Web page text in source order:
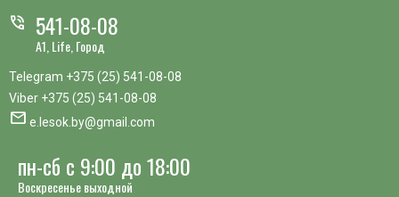
phone_in_talk 541-08-08
A1, Life, Город
Telegram +375 (25) 541-08-08
Viber +375 (25) 541-08-08
mail e.lesok.by@gmail.com
пн-сб с 9:00 до 18:00
Воскресенье выходной